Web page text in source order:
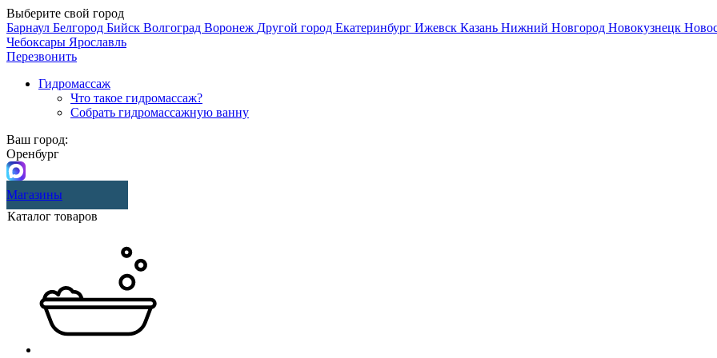
Выберите свой город
Барнаул Белгород Бийск Волгоград Воронеж Другой город Екатеринбург Ижевск Казань Нижний Новгород Новокузнецк
Чебоксары Ярославль
Перезвонить
Гидромассаж
Что такое гидромассаж?
Собрать гидромассажную ванну
Ваш город:
Оренбург
Магазины
Каталог товаров